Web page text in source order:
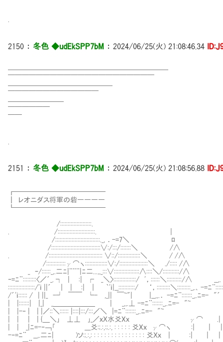
2150 ： 冬色 ◆udEkSPP7bM ： 2024/06/25(火) 21:08:46.34
━━━━━━━━━━━━━━━━━━━━━━━
━━━━━━━━━━━━━━━
━━━━━━━━
2151 ： 冬色 ◆udEkSPP7bM ： 2024/06/25(火) 21:08:56.88
┏━━━━━━━━━━━━━
┃ レオニダス将軍の砦――――
┗━━━━━━━━━────
/:::::::::::::::::::::.
. /:::::::::::::::::::::::::. |
/::::::::::::::::::::::::::::::._,
/:::::::::::::::::::::::::::::::::∨:/:::/:::::::
. /:::::::::::::::::::::::::::::::::::: ∨::/:::::::::::::::
/:::::::::::::γ⌒ヽ:::::::::::::::∨:/:::::::::::::::::::＼ ./
_ ｰ/::::::_,.二ﾆ|¨¨¨|ﾆ二...,,_:::∨:::::::::::::::::∧::::＼/:::::::::::/
‐=ﾆ¨:::::::::〈／´_. ┐ | :| ┌ _＼〉:::::::::::::::/ '，
::::::::::::::::::/'ｉ ||´ ｜ | :| ｜ ｀'ｉ|__:::::::::::/ ‘，
/´'ｉ:::::: / | ||_ -┘ ￣￣ └- ,_|| ￣~"| |__,,.． -=ﾆ
| |:::::::| |_| _＿＿＿＿＿＿ | _,,.⊥ -=ﾆ
| |-‐ | | |／::＼:::::: |::::|:::/:::／＼ |=ﾆ
| | | | {＿＼｣∟⊥⊥∟｣_／ｘＸ水
| | _|ﾆ=-‐￢｢ ___爻:;.:,:;.:, : : : : :
-‐=ﾆ¨ __,.二ﾆ| )ソ:;.:,: : : : : : : : : : : : : : : : 爻